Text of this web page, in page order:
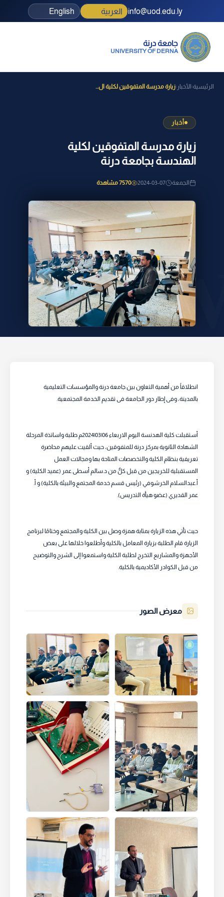
info@uod.edu.ly العربية English
جامعة درنة
UNIVERSITY OF DERNA
الرئيسية› الأخبار ›زيارة مدرسة المتفوقين لكلية ال...
أخبار
زيارة مدرسة المتفوقين لكلية
الهندسة بجامعة درنة
الجمعة 2024-03-07 7570 مشاهدة
انطلاقاً من أهمية التعاون بين جامعة درنة والمؤسسات التعليمية
بالمدينة، وفى إطار دور الجامعة فى تقديم الخدمة المجتمعية.
أستقبلت كلية الهدنسة اليوم الاربعاء 06|03|2024م طلبة واساتذة المرحلة
الشهادة الثانوية بمركز درنة للمتفوقين، حيث ألقيت عليهم محاضرة
تعريفية بنظام الكلية والتخصصات المتاحة بها ومجالات العمل
المستقبلية للخريجين من قبل كلٌّ من د.سالم أسطى عمر (عميد الكلية) و
أ.عبدالسلام الخرشوفي (رئيس قسم خدمة المجتمع والبيئة بالكلية) و أ.
عمر القديري (عضو هيأة التدريس).
حيث تأتي هذه الزيارة بمثابة همزة وصل بين الكلية والمجتمع وختامًا لبرنامج
الزيارة قام الطلبة بزيارة المعامل بالكلية وأطلعوا خلالها على بعض
الأجهزة والمشاريع التخرج لطلبة الكلية واستمعوا إلى الشرح والتوضيح
من قبل الكوادر الأكاديمية بالكلية.
معرض الصور